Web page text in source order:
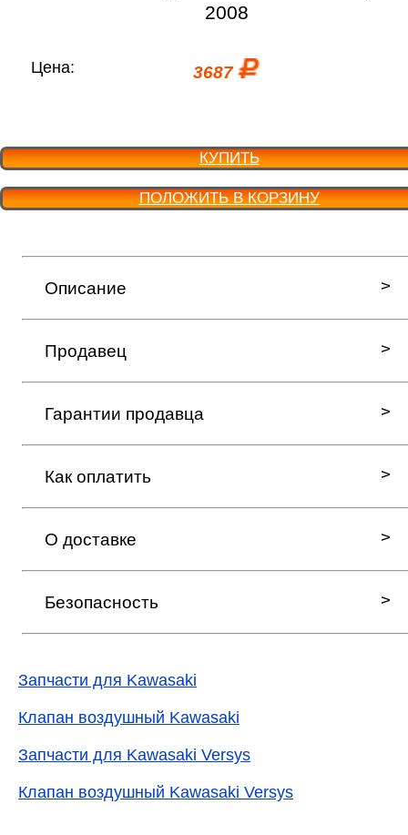
2008
Цена: 3687
КУПИТЬ
ПОЛОЖИТЬ В КОРЗИНУ
Описание
Продавец
Гарантии продавца
Как оплатить
О доставке
Безопасность
Запчасти для Kawasaki
Клапан воздушный Kawasaki
Запчасти для Kawasaki Versys
Клапан воздушный Kawasaki Versys